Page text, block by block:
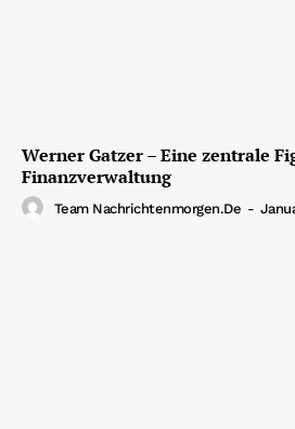
Werner Gatzer – Eine zentrale
Finanzverwaltung
Team Nachrichtenmorgen.de -